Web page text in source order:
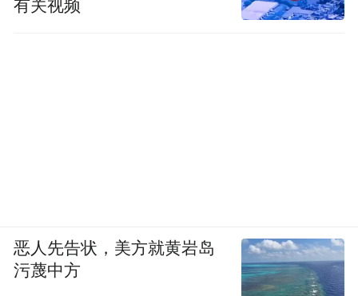
有关视频
恶人先告状，美方就黄岩岛
污蔑中方